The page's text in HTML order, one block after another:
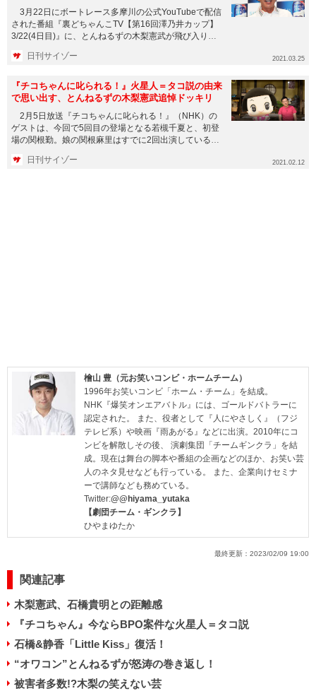
3月22日にボートレース多摩川の公式YouTubeで配信
された番組『裏どちゃんこTV【第16回澤乃井カップ】
3/22(4日目)』に、とんねるずの木梨憲武が飛び入り出
日刊サイゾー 2021.03.25
『チコちゃんに叱られる！』火星人＝タコ説の由来
で思い出す、とんねるずの木梨憲武追悼ドッキリ
2月5日放送『チコちゃんに叱られる！』（NHK）の
ゲストは、今回で5回目の登場となる若槻千夏と、初登
場の関根勤。娘の関根麻里はすでに2回出演しているの
日刊サイゾー 2021.02.12
檜山 豊（元お笑いコンビ・ホームチーム）
1996年お笑いコンビ「ホーム・チーム」を結成。
NHK『爆笑オンエアバトル』には、ゴールドバトラーに
認定された。 また、役者として『人にやさしく』（フジ
テレビ系）や映画『雨あがる』などに出演。2010年にコ
ンビを解散しその後、 演劇集団「チームギンクラ」を結
成。現在は舞台の脚本や番組の企画などのほか、お笑い芸
人のネタ見せなども行っている。 また、企業向けセミナ
ーで講師なども務めている。
Twitter:@@hiyama_yutaka
【劇団チーム・ギンクラ】
ひやまゆたか
最終更新： 2023/02/09 19:00
関連記事
木梨憲武、石橋貴明との距離感
『チコちゃん』今ならBPO案件な火星人＝タコ説
石橋&静香「Little Kiss」復活！
“オワコン”とんねるずが怒涛の巻き返し！
被害者多数!?木梨の笑えない芸